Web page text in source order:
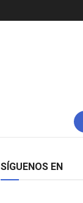
SÍGUENOS EN